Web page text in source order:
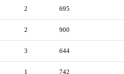
2 695
2 900
3 644
1 742